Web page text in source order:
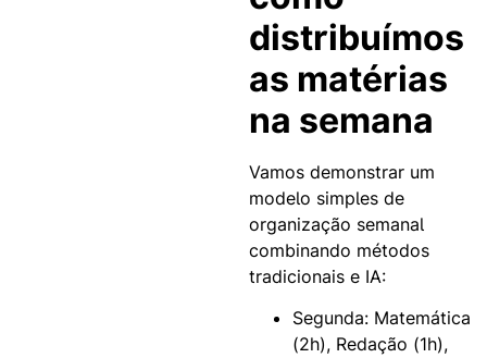
distribuímos
as matérias
na semana
Vamos demonstrar um
modelo simples de
organização semanal
combinando métodos
tradicionais e IA:
Segunda: Matemática
(2h), Redação (1h),